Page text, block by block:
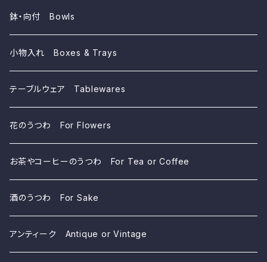
鉢・向付 Bowls
小物入れ Boxes & Trays
テーブルウェア Tablewares
花のうつわ For Flowers
お茶やコーヒーのうつわ For Tea or Coffee
酒のうつわ For Sake
アンティーク Antique or Vintage